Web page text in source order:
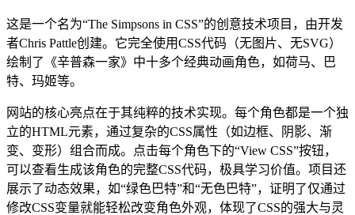
这是一个名为“The Simpsons in CSS”的创意技术项目，由开发
者Chris Pattle创建。它完全使用CSS代码（无图片、无SVG）
绘制了《辛普森一家》中十多个经典动画角色，如荷马、巴
特、玛姬等。
网站的核心亮点在于其纯粹的技术实现。每个角色都是一个独
立的HTML元素，通过复杂的CSS属性（如边框、阴影、渐
变、变形）组合而成。点击每个角色下的“View CSS”按钮，
可以查看生成该角色的完整CSS代码，极具学习价值。项目还
展示了动态效果，如“绿色巴特”和“无色巴特”，证明了仅通过
修改CSS变量就能轻松改变角色外观，体现了CSS的强大与灵